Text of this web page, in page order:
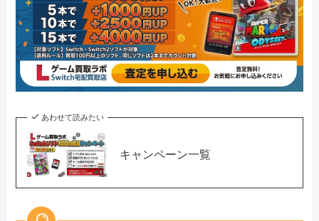
あわせて読みたい
キャンペーン一覧